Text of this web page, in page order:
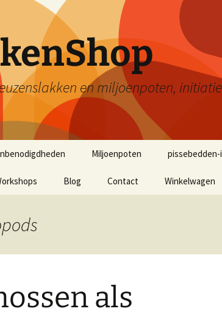
en miljoenpoten,
Miljoenpoten
Blog Contact Winkelwagen
als